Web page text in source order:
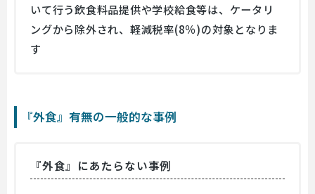
いて行う飲食料品提供や学校給食等は、ケータリ
ングから除外され、軽減税率(8％)の対象となりま
す
『外食』有無の一般的な事例
『外食』にあたらない事例